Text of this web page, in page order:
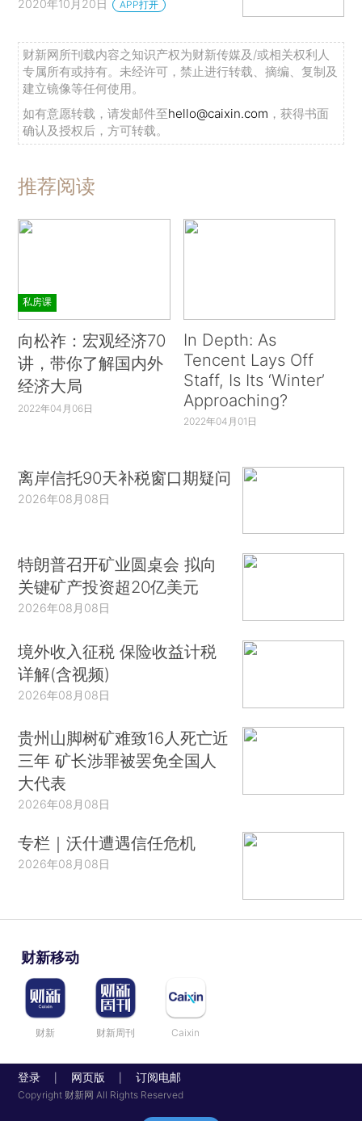
2020年10月20日 APP打开
财新网所刊载内容之知识产权为财新传媒及/或相关权利人
专属所有或持有。未经许可，禁止进行转载、摘编、复制及
建立镜像等任何使用。
如有意愿转载，请发邮件至hello@caixin.com ，获得书面
确认及授权后，方可转载。
推荐阅读
私房课
向松祚：宏观经济70
讲，带你了解国内外
经济大局
2022年04月06日
In Depth: As
Tencent Lays Off
Staff, Is Its ‘Winter’
Approaching?
2022年04月01日
离岸信托90天补税窗口期疑问
2026年08月08日
特朗普召开矿业圆桌会 拟向
关键矿产投资超20亿美元
2026年08月08日
境外收入征税 保险收益计税
详解(含视频)
2026年08月08日
贵州山脚树矿难致16人死亡近
三年 矿长涉罪被罢免全国人
大代表
2026年08月08日
专栏｜沃什遭遇信任危机
2026年08月08日
财新移动
财新 财新周刊 Caixin
登录 网页版 订阅电邮
Copyright 财新网 All Rights Reserved